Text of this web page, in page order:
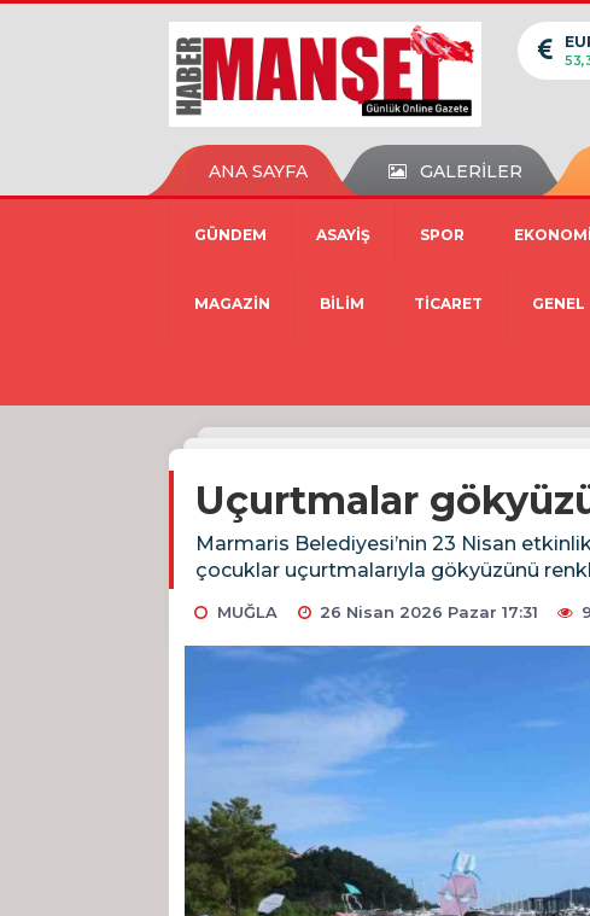
ANA SAYFA GALERİLER
GÜNDEM ASAYİŞ SPOR EKONOMİ
MAGAZİN BİLİM TİCARET GENEL
Uçurtmalar
Marmaris Belediyesi’nin 23 Nisan
çocuklar uçurtmalarıyla gökyüzünü
MUĞLA 26 Nisan 2026 Pazar 17:31 9